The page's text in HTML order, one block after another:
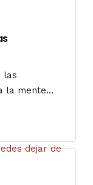
las
la mente...